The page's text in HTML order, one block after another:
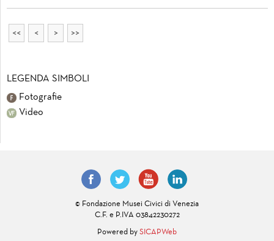
<< < > >>
LEGENDA SIMBOLI
Fotografie
Video
© Fondazione Musei Civici di Venezia
C.F. e P.IVA 03842230272
Powered by SICAPWeb